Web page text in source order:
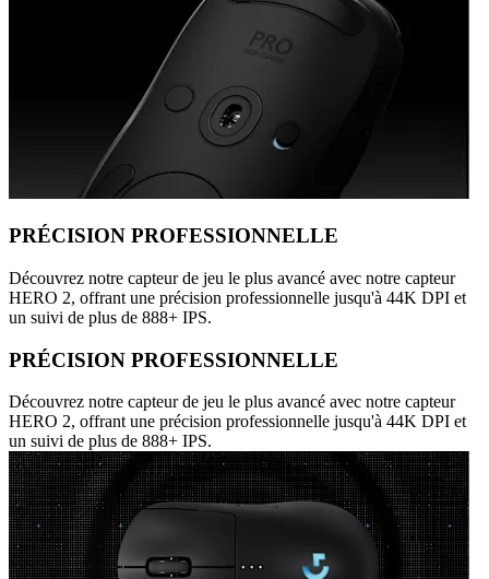
PRÉCISION PROFESSIONNELLE
Découvrez notre capteur de jeu le plus avancé avec notre capteur
HERO 2, offrant une précision professionnelle jusqu'à 44K DPI et
un suivi de plus de 888+ IPS.
PRÉCISION PROFESSIONNELLE
Découvrez notre capteur de jeu le plus avancé avec notre capteur
HERO 2, offrant une précision professionnelle jusqu'à 44K DPI et
un suivi de plus de 888+ IPS.